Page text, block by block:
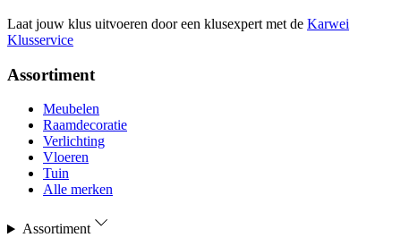
Laat jouw klus uitvoeren door een klusexpert met de Karwei
Klusservice
Assortiment
Meubelen
Raamdecoratie
Verlichting
Vloeren
Tuin
Alle merken
Assortiment